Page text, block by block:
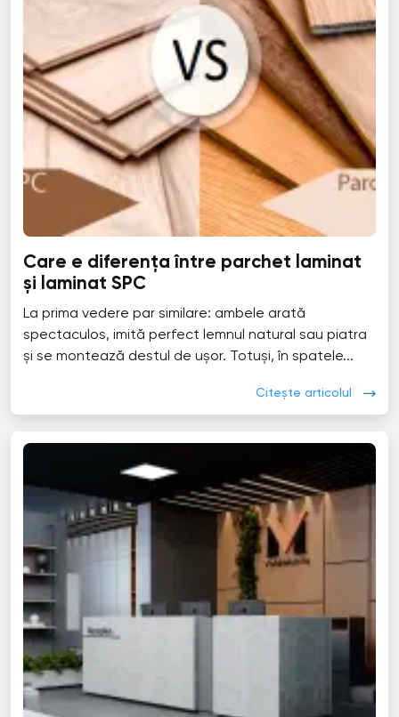
Care e diferența între parchet laminat
și laminat SPC
La prima vedere par similare: ambele arată
spectaculos, imită perfect lemnul natural sau piatra
și se montează destul de ușor. Totuși, în spatele...
Citește articolul